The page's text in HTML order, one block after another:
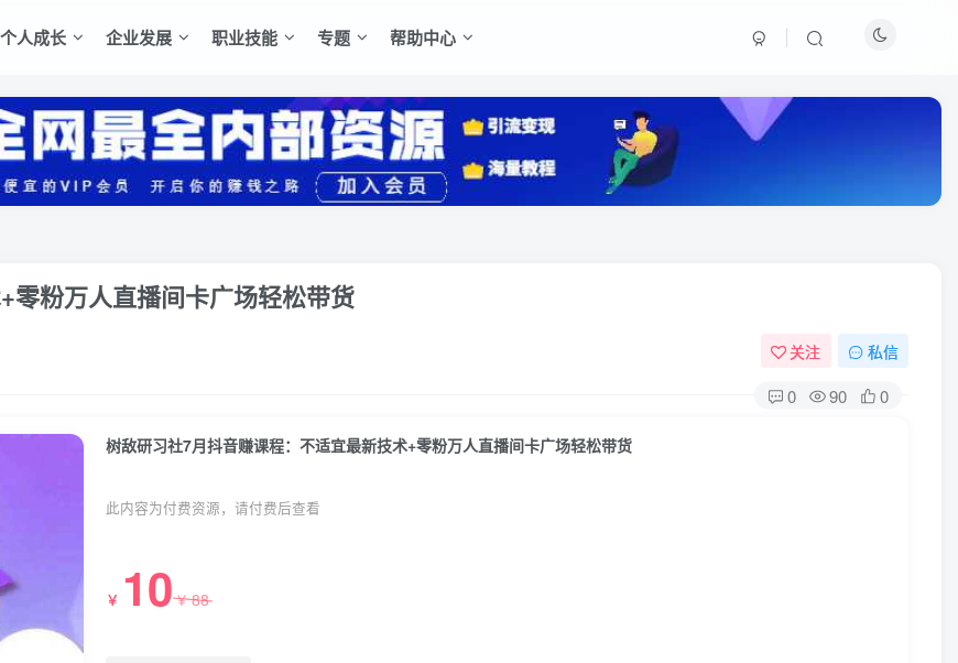
个人成长 企业发展 职业技能 专题 帮助中心
术+零粉万人直播间卡广场轻松带货
关注 私信
0 90 0
树敌‮习研‬社7月抖音赚课程：不适宜最新技术+零粉万人直播间卡广场轻松带货
此内容为付费资源，请付费后查看
￥ 10￥88